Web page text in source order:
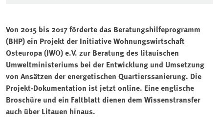
Von 2015 bis 2017 förderte das Beratungshilfeprogramm
(BHP) ein Projekt der Initiative Wohnungswirtschaft
Osteuropa (IWO) e.V. zur Beratung des litauischen
Umweltministeriums bei der Entwicklung und Umsetzung
von Ansätzen der energetischen Quartierssanierung. Die
Projekt-Dokumentation ist jetzt online. Eine englische
Broschüre und ein Faltblatt dienen dem Wissenstransfer
auch über Litauen hinaus.